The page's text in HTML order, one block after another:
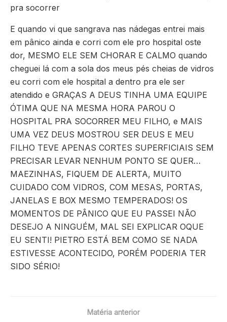
pra socorrer
E quando vi que sangrava nas nádegas entrei mais
em pânico ainda e corri com ele pro hospital oste
dor, MESMO ELE SEM CHORAR E CALMO quando
cheguei lá com a sola dos meus pés cheias de vidros
eu corri com ele hospital a dentro pra ele ser
atendido e GRAÇAS A DEUS TINHA UMA EQUIPE
ÓTIMA QUE NA MESMA HORA PAROU O
HOSPITAL PRA SOCORRER MEU FILHO, e MAIS
UMA VEZ DEUS MOSTROU SER DEUS E MEU
FILHO TEVE APENAS CORTES SUPERFICIAIS SEM
PRECISAR LEVAR NENHUM PONTO SE QUER…
MAEZINHAS, FIQUEM DE ALERTA, MUITO
CUIDADO COM VIDROS, COM MESAS, PORTAS,
JANELAS E BOX MESMO TEMPERADOS! OS
MOMENTOS DE PÂNICO QUE EU PASSEI NÃO
DESEJO A NINGUÉM, MAL SEI EXPLICAR OQUE
EU SENTI! PIETRO ESTÁ BEM COMO SE NADA
ESTIVESSE ACONTECIDO, PORÉM PODERIA TER
SIDO SÉRIO!
Matéria anterior